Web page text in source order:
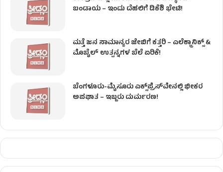
ಬಂಡಾಯ – ಇಂದು ದೆಹಲಿಗೆ ಡಿಕೆಶಿ ಭೇಟಿ!
ಮತ್ತೆ ಜನ ಸಾಮಾನ್ಯರ ಜೇಬಿಗೆ ಕತ್ತರಿ – ಎಲೆಕ್ಟ್ರಾನಿಕ್ಸ್ &
ಮೊಬೈಲ್ ಉತ್ಪನ್ನಗಳ ಬೆಲೆ ಏರಿಕೆ!
ಬೆಂಗಳೂರು-ಮೈಸೂರು ಎಕ್ಸ್‌ಪ್ರೆಸ್‌ವೇನಲ್ಲಿ ಭೀಕರ
ಅಪಘಾತ – ಇಬ್ಬರು ದುರ್ಮರಣ!